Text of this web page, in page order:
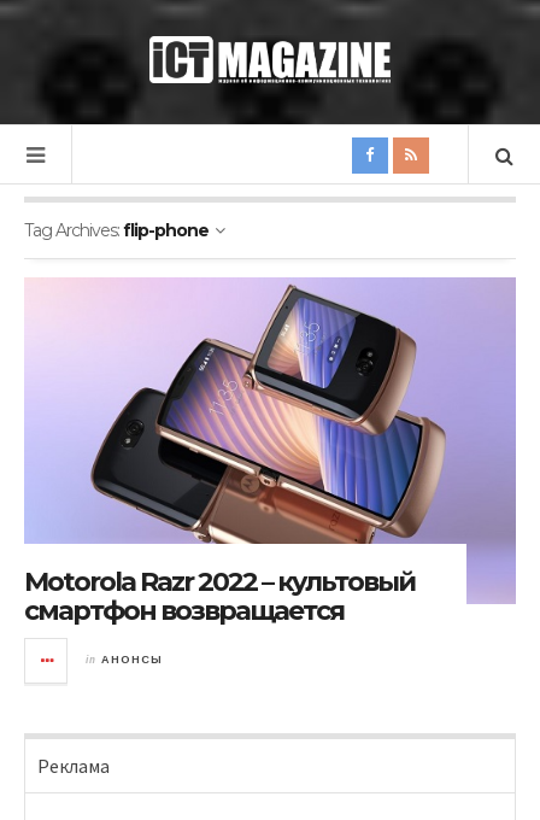
Tag Archives:flip-phone
Motorola Razr 2022 – культовый
смартфон возвращается
in АНОНСЫ
Реклама